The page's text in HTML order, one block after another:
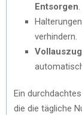
Entsorgen
verhindern.
Vollauszug
Ein durchdachtes
die die tägliche